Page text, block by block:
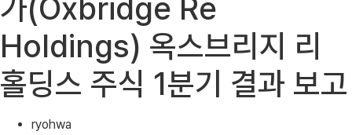
가(Oxbridge Re
Holdings) 옥스브리지 리
홀딩스 주식 1분기 결과 보고
ryohwa